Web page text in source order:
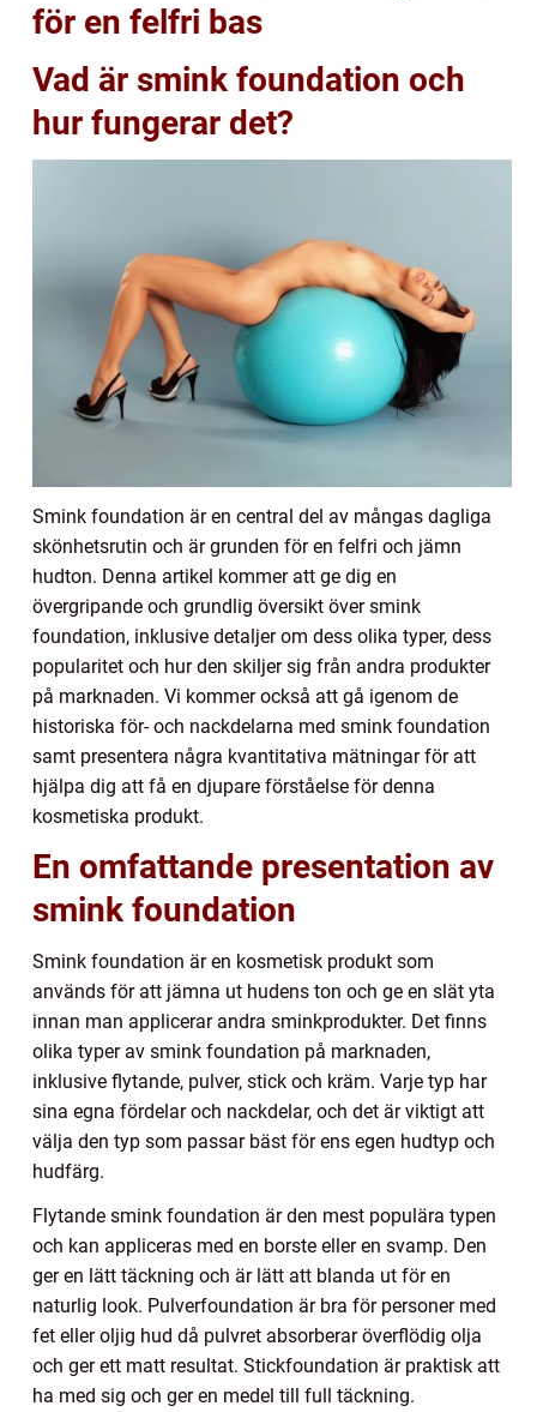
för en felfri bas
Vad är smink foundation och
hur fungerar det?
Smink foundation är en central del av mångas dagliga
skönhetsrutin och är grunden för en felfri och jämn
hudton. Denna artikel kommer att ge dig en
övergripande och grundlig översikt över smink
foundation, inklusive detaljer om dess olika typer, dess
popularitet och hur den skiljer sig från andra produkter
på marknaden. Vi kommer också att gå igenom de
historiska för- och nackdelarna med smink foundation
samt presentera några kvantitativa mätningar för att
hjälpa dig att få en djupare förståelse för denna
kosmetiska produkt.
En omfattande presentation av
smink foundation
Smink foundation är en kosmetisk produkt som
används för att jämna ut hudens ton och ge en slät yta
innan man applicerar andra sminkprodukter. Det finns
olika typer av smink foundation på marknaden,
inklusive flytande, pulver, stick och kräm. Varje typ har
sina egna fördelar och nackdelar, och det är viktigt att
välja den typ som passar bäst för ens egen hudtyp och
hudfärg.
Flytande smink foundation är den mest populära typen
och kan appliceras med en borste eller en svamp. Den
ger en lätt täckning och är lätt att blanda ut för en
naturlig look. Pulverfoundation är bra för personer med
fet eller oljig hud då pulvret absorberar överflödig olja
och ger ett matt resultat. Stickfoundation är praktisk att
ha med sig och ger en medel till full täckning.